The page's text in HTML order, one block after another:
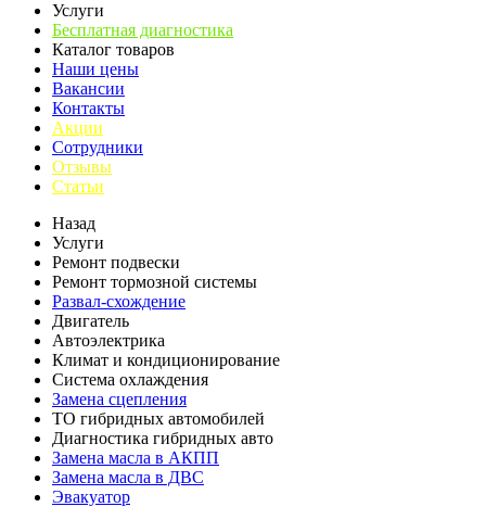
Услуги
Бесплатная диагностика
Каталог товаров
Наши цены
Вакансии
Контакты
Акции
Сотрудники
Отзывы
Статьи
Назад
Услуги
Ремонт подвески
Ремонт тормозной системы
Развал-схождение
Двигатель
Автоэлектрика
Климат и кондиционирование
Система охлаждения
Замена сцепления
ТО гибридных автомобилей
Диагностика гибридных авто
Замена масла в АКПП
Замена масла в ДВС
Эвакуатор